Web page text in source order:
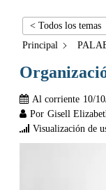
< Todos los temas
Principal
Al corriente 10/
Por Gisell
Visualización de